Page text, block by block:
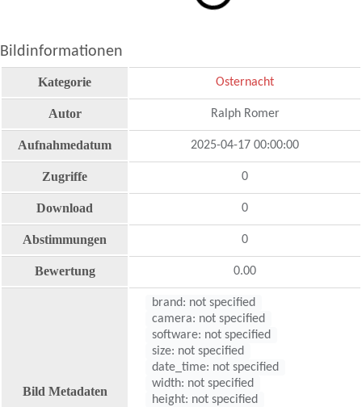
Bildinformationen
Kategorie Osternacht
Autor Ralph Romer
Aufnahmedatum 2025-04-17 00:00:00
Zugriffe 0
Download 0
Abstimmungen 0
Bewertung 0.00
Bild Metadaten
brand: not specified
camera: not specified
software: not specified
size: not specified
date_time: not specified
width: not specified
height: not specified